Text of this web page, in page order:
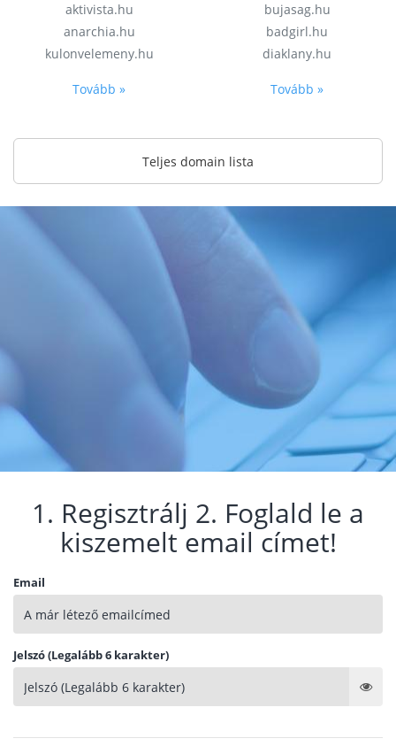
aktivista.hu
anarchia.hu
kulonvelemeny.hu
Tovább »
bujasag.hu
badgirl.hu
diaklany.hu
Tovább »
Teljes domain lista
1. Regisztrálj 2. Foglald le a
kiszemelt email címet!
Email
Jelszó (Legalább 6 karakter)